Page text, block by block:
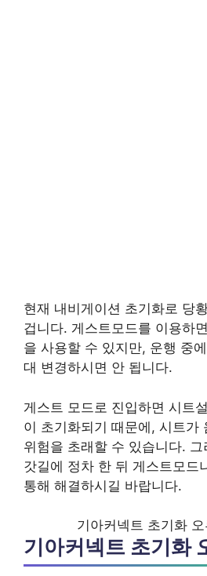
현재 내비게이션 초기화로 당
겁니다. 게스트모드를 이용하
을 사용할 수 있지만, 운행 중
대 변경하시면 안 됩니다.
게스트 모드로 진입하면 시트
이 초기화되기 때문에, 시트가
위험을 초래할 수 있습니다.
갓길에 정차 한 뒤 게스트모드
통해 해결하시길 바랍니다.
기아커넥트 초기화
기아커넥트 초기화